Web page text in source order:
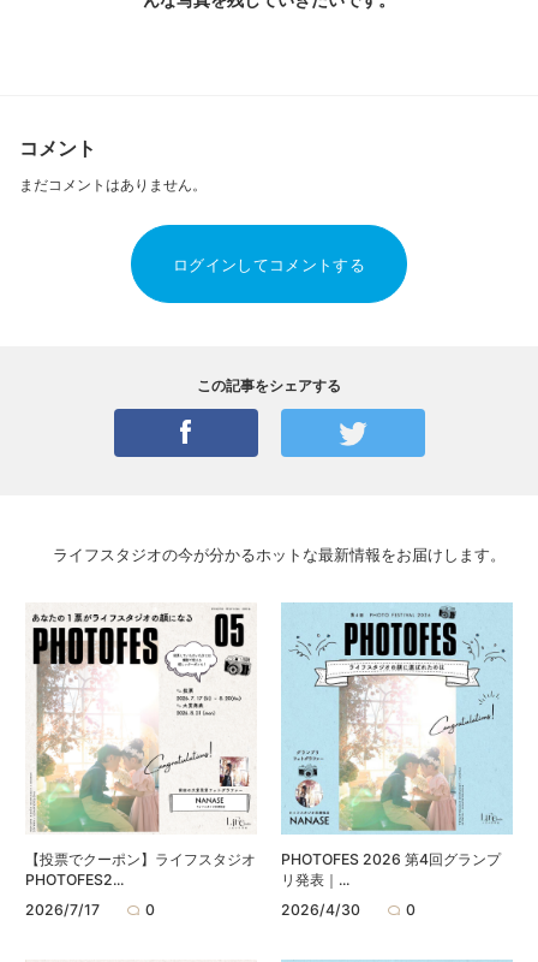
コメント
まだコメントはありません。
ログインしてコメントする
この記事をシェアする
ライフスタジオの今が分かるホットな最新情報をお届けします。
【投票でクーポン】ライフスタジオ
PHOTOFES2...
2026/7/17
0
PHOTOFES 2026 第4回グランプ
リ発表｜...
2026/4/30
0